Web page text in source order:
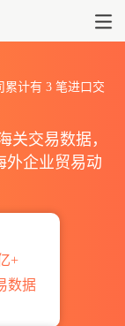
累计有 3笔进口交
关交易数据，
外企业贸易动
+
数据